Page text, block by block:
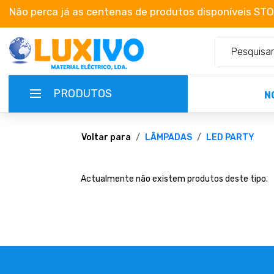
Não perca já as centenas de produtos disponíveis
PRODUTOS
Voltar para LÂMPADAS LED PARTY
Actualmente não existem produtos deste tipo.